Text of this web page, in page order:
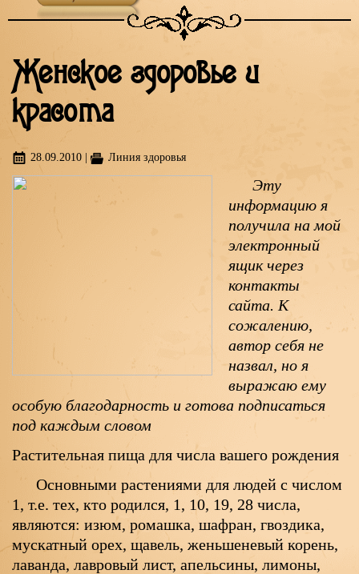
Женское здоровье и
красота
28.09.2010 Линия здоровья
Эту
информацию я
получила на мой
электронный
ящик через
контакты
сайта. К
сожалению,
автор себя не
назвал, но я
выражаю ему
особую благодарность и готова подписаться
под каждым словом
Растительная пища для числа вашего рождения
Основными растениями для людей с числом
1, т.е. тех, кто родился, 1, 10, 19, 28 числа,
являются: изюм, ромашка, шафран, гвоздика,
мускатный орех, щавель, женьшеневый корень,
лаванда, лавровый лист, апельсины, лимоны,